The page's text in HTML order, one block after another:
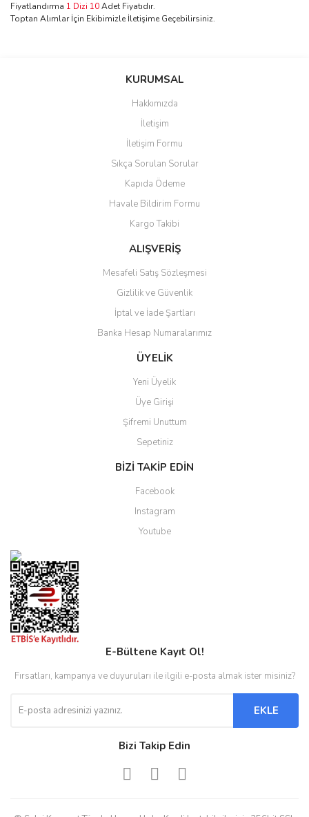
Fiyatlandırma 1 Dizi 10Adet Fiyatıdır.
Toptan Alımlar İçin Ekibimizle İletişime Geçebilirsiniz.
Bu ürüne ilk yorumu siz yapın!
Yorum Yaz
Ürün resmi kalitesiz, bozuk veya görüntülenemiyor.
Ürün açıklamasında eksik bilgiler bulunuyor.
Ürün bilgilerinde hatalar bulunuyor.
Ürün fiyatı diğer sitelerden daha pahalı.
Bu ürüne benzer farklı alternatifler olmalı.
Gönder
KURUMSAL
Hakkımızda
İletişim
İletişim Formu
Sıkça Sorulan Sorular
Kapıda Ödeme
Havale Bildirim Formu
Kargo Takibi
ALIŞVERİŞ
Mesafeli Satış Sözleşmesi
Gizlilik ve Güvenlik
İptal ve İade Şartları
Banka Hesap Numaralarımız
ÜYELİK
Yeni Üyelik
Üye Girişi
Şifremi Unuttum
Sepetiniz
BİZİ TAKİP EDİN
Facebook
Instagram
Youtube
E-Bültene Kayıt Ol!
Fırsatları, kampanya ve duyuruları ile ilgili e-posta almak ister misiniz?
EKLE
Bizi Takip Edin